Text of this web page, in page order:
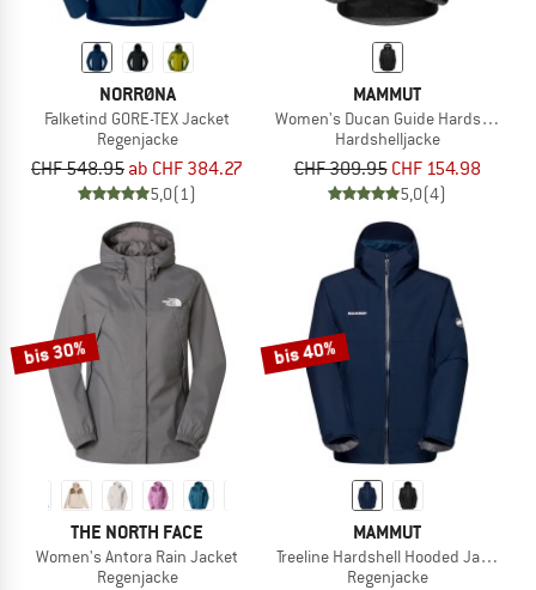
NORRØNA
Falketind GORE-TEX Jacket
Regenjacke
CHF 548.95 ab CHF 384.27
5,0(1)
MAMMUT
Women's Ducan Guide Hardshell
Hardshelljacke
CHF 309.95 CHF 154.98
5,0(4)
bis 30%
THE NORTH FACE
Women's Antora Rain Jacket
Regenjacke
bis 40%
MAMMUT
Treeline Hardshell Hooded Jacket
Regenjacke